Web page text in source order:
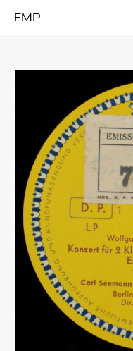
FMP